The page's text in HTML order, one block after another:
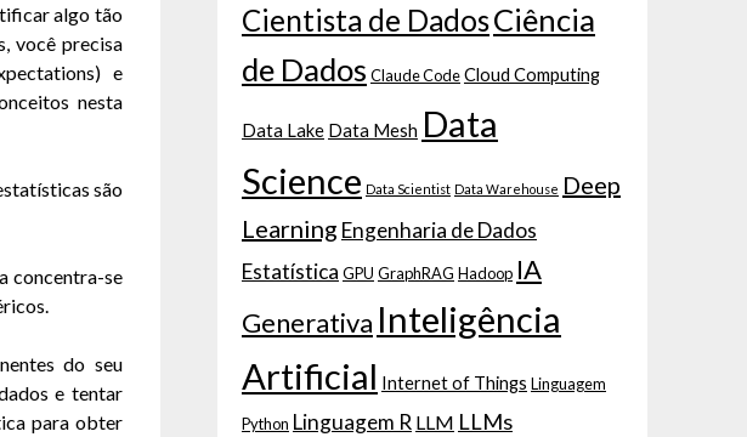
algo tão
você precisa
e
nesta
são
concentra-se
do seu
e tentar
para obter
Cientista de DadosCiência
de Dados Claude CodeCloud Computing
Data Lake Data Mesh Data
Science Data Scientist Data Warehouse Deep
Learning Engenharia de Dados
Estatística GPU GraphRAG Hadoop IA
Generativa Inteligência
Artificial Internet of Things Linguagem
Python Linguagem R LLM LLMs